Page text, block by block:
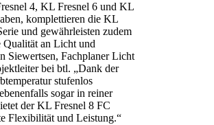
4, KL Fresnel 6 und KL
komplettieren die KL
und gewährleisten zudem
Qualität an Licht und
Siewertsen, Fachplaner Licht
bei btl. „Dank der
stufenlos
sogar in reiner
der KL Fresnel 8 FC
Flexibilität und Leistung.“